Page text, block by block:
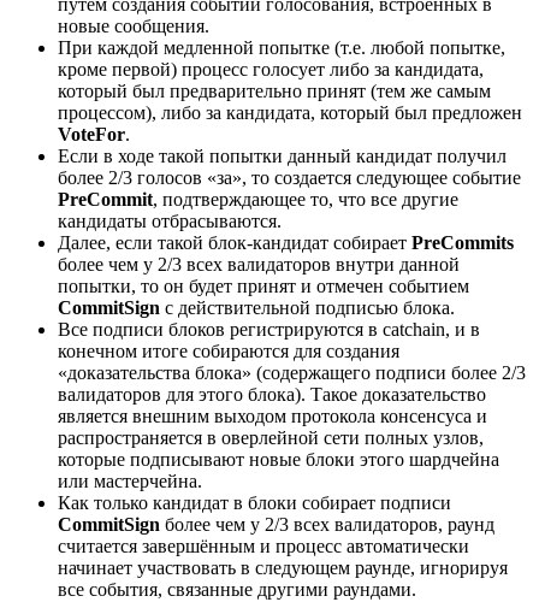
путем создания событий голосования, встроенных в
новые сообщения.
При каждой медленной попытке (т.е. любой попытке,
кроме первой) процесс голосует либо за кандидата,
который был предварительно принят (тем же самым
процессом), либо за кандидата, который был предложен
VoteFor.
Если в ходе такой попытки данный кандидат получил
более 2/3 голосов «за», то создается следующее событие
PreCommit, подтверждающее то, что все другие
кандидаты отбрасываются.
Далее, если такой блок-кандидат собирает PreCommits
более чем у 2/3 всех валидаторов внутри данной
попытки, то он будет принят и отмечен событием
CommitSign с действительной подписью блока.
Все подписи блоков регистрируются в catchain, и в
конечном итоге собираются для создания
«доказательства блока» (содержащего подписи более 2/3
валидаторов для этого блока). Такое доказательство
является внешним выходом протокола консенсуса и
распространяется в оверлейной сети полных узлов,
которые подписывают новые блоки этого шардчейна
или мастерчейна.
Как только кандидат в блоки собирает подписи
CommitSign более чем у 2/3 всех валидаторов, раунд
считается завершённым и процесс автоматически
начинает участвовать в следующем раунде, игнорируя
все события, связанные другими раундами.